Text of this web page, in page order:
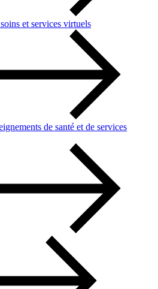
et services virtuels
de santé et de services